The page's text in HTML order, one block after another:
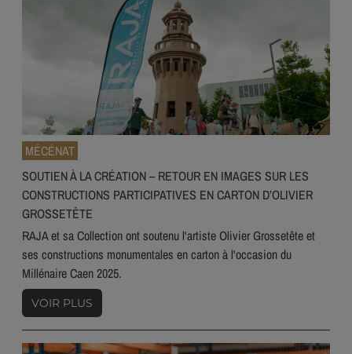
MÉCÉNAT
SOUTIEN À LA CRÉATION – RETOUR EN IMAGES SUR LES
CONSTRUCTIONS PARTICIPATIVES EN CARTON D’OLIVIER
GROSSETÊTE
RAJA et sa Collection ont soutenu l'artiste Olivier Grossetête et
ses constructions monumentales en carton à l'occasion du
Millénaire Caen 2025.
VOIR PLUS